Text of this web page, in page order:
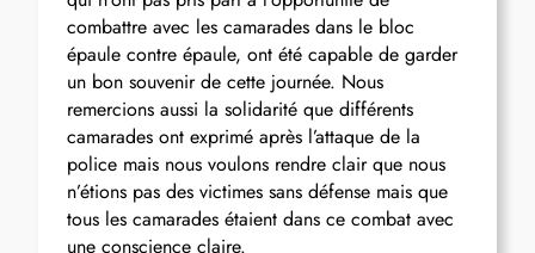
combattre avec les camarades dans le bloc
épaule contre épaule, ont été capable de garder
un bon souvenir de cette journée. Nous
remercions aussi la solidarité que différents
camarades ont exprimé après l’attaque de la
police mais nous voulons rendre clair que nous
n’étions pas des victimes sans défense mais que
tous les camarades étaient dans ce combat avec
une conscience claire.